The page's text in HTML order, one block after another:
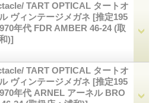
TART OPTICAL タートオ
ヴィンテージメガネ [推定195
年代 FDR AMBER 46-24 (取
)]
TART OPTICAL タートオ
ヴィンテージメガネ [推定195
年代 ARNEL アーネル BRO